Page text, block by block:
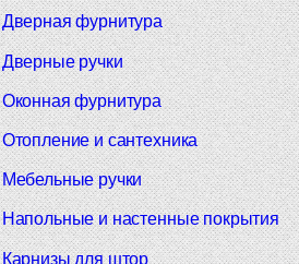
Дверная фурнитура
Дверные ручки
Оконная фурнитура
Отопление и сантехника
Мебельные ручки
Напольные и настенные покрытия
Карнизы для штор